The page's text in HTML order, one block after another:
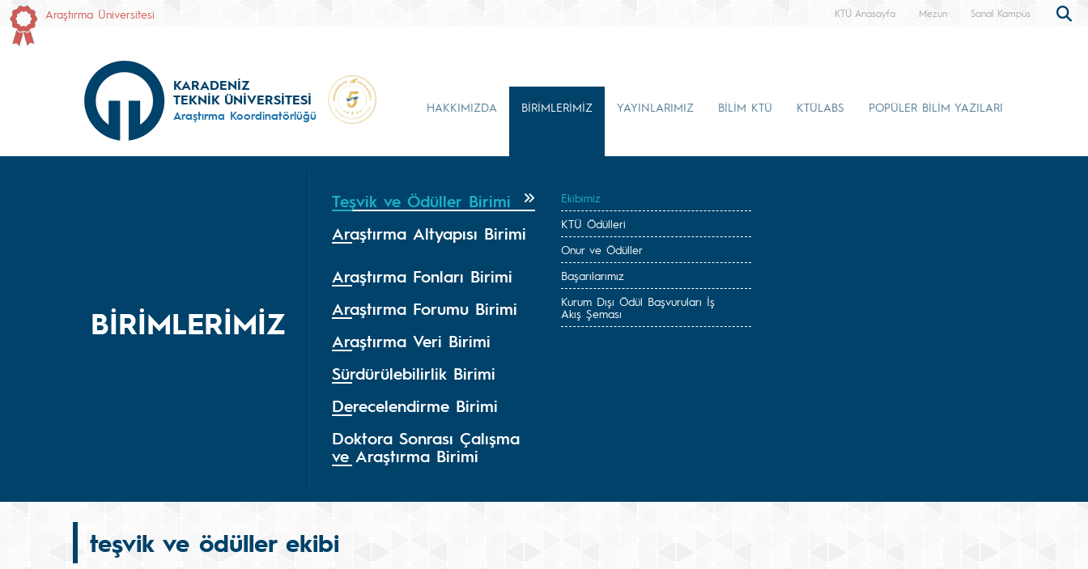
Araştırma Üniversitesi KTÜ Anasayfa Mezun Sanal Kampüs
KARADENİZ
TEKNİK ÜNİVERSİTESİ
Araştırma Koordinatörlüğü
HAKKIMIZDA BİRİMLERİMİZ YAYINLARIMIZ BİLİM KTÜ KTÜLABS POPÜLER BİLİM YAZILARI
BİRİMLERİMİZ
Teşvik ve Ödüller Birimi
Araştırma Altyapısı Birimi
Araştırma Fonları Birimi
Araştırma Forumu Birimi
Araştırma Veri Birimi
Sürdürülebilirlik Birimi
Derecelendirme Birimi
Doktora Sonrası Çalışma
ve Araştırma Birimi
Ekibimiz
KTÜ Ödülleri
Onur ve Ödüller
Başarılarımız
Kurum Dışı Ödül Başvuruları İş
Akış Şeması
teşvik ve ödüller ekibi